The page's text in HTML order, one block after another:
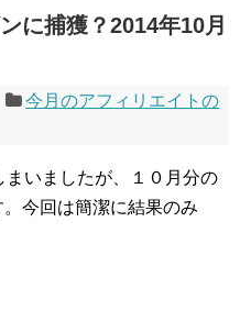
に捕獲？2014年10月
今月のアフィリエイトの
いましたが、１０月分の
今回は簡潔に結果のみ